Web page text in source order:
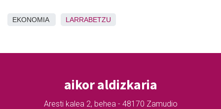
EKONOMIA LARRABETZU
aikor aldizkaria
Aresti kalea 2, behea - 48170 Zamudio